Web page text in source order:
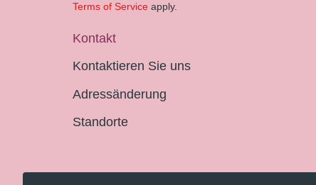
Terms of Service apply.
Kontakt
Kontaktieren Sie uns
Adressänderung
Standorte